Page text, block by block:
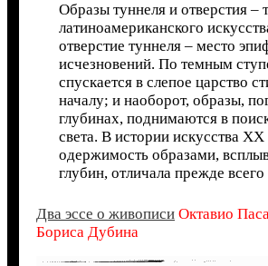
Образы туннеля и отверстия
латиноамериканского
отверстие туннеля – место
исчезновений. По темным
спускается в слепое царство
началу; и наоборот, образы,
глубинах, поднимаются в
света. В истории искусства ХХ
одержимость образами,
глубин, отличала прежде
Два эссе о живописи Октавио
Бориса Дубина